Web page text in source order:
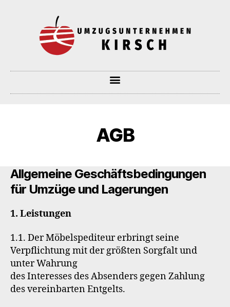
AGB
Allgemeine Geschäftsbedingungen
für Umzüge und Lagerungen
1. Leistungen
1.1. Der Möbelspediteur erbringt seine
Verpflichtung mit der größten Sorgfalt und
unter Wahrung
des Interesses des Absenders gegen Zahlung
des vereinbarten Entgelts.